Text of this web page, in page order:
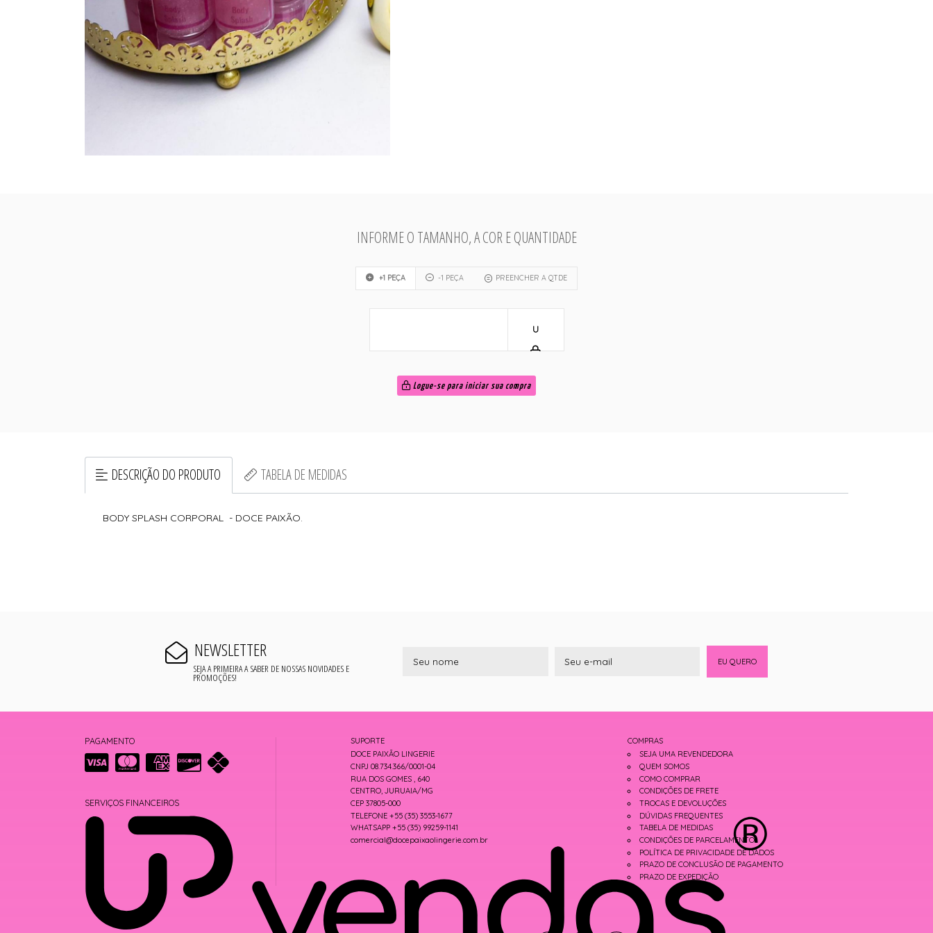
INFORME O TAMANHO, A COR E QUANTIDADE
+1 PEÇA -1 PEÇA PREENCHER A QTDE
U
Logue-se para iniciar sua compra
DESCRIÇÃO DO PRODUTO TABELA DE MEDIDAS
BODY SPLASH CORPORAL - DOCE PAIXÃO.
NEWSLETTER
SEJA A PRIMEIRA A SABER DE NOSSAS NOVIDADES E
PROMOÇÕES!
EU QUERO
PAGAMENTO
SERVIÇOS FINANCEIROS
SUPORTE
DOCE PAIXÃO LINGERIE
CNPJ 08.734.366/0001-04
RUA DOS GOMES , 640
CENTRO, JURUAIA/MG
CEP 37805-000
TELEFONE +55 (35) 3553-1677
WHATSAPP +55 (35) 99259-1141
comercial@docepaixaolingerie.com.br
COMPRAS
SEJA UMA REVENDEDORA
QUEM SOMOS
COMO COMPRAR
CONDIÇÕES DE FRETE
TROCAS E DEVOLUÇÕES
DÚVIDAS FREQUENTES
TABELA DE MEDIDAS
CONDIÇÕES DE PARCELAMENTO
POLÍTICA DE PRIVACIDADE DE DADOS
PRAZO DE CONCLUSÃO DE PAGAMENTO
PRAZO DE EXPEDIÇÃO